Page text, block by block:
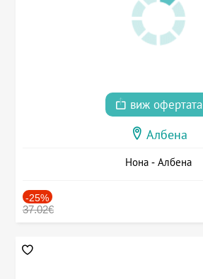
виж офертата
Албена
Нона - Албена
-25%
37.02€